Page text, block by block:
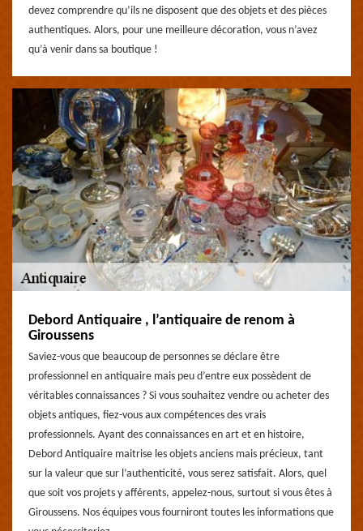
devez comprendre qu’ils ne disposent que des objets et des pièces
authentiques. Alors, pour une meilleure décoration, vous n’avez
qu’à venir dans sa boutique !
Debord Antiquaire , l’antiquaire de renom à
Giroussens
Saviez-vous que beaucoup de personnes se déclare être
professionnel en antiquaire mais peu d’entre eux possèdent de
véritables connaissances ? Si vous souhaitez vendre ou acheter des
objets antiques, fiez-vous aux compétences des vrais
professionnels. Ayant des connaissances en art et en histoire,
Debord Antiquaire maitrise les objets anciens mais précieux, tant
sur la valeur que sur l’authenticité, vous serez satisfait. Alors, quel
que soit vos projets y afférents, appelez-nous, surtout si vous êtes à
Giroussens. Nos équipes vous fourniront toutes les informations que